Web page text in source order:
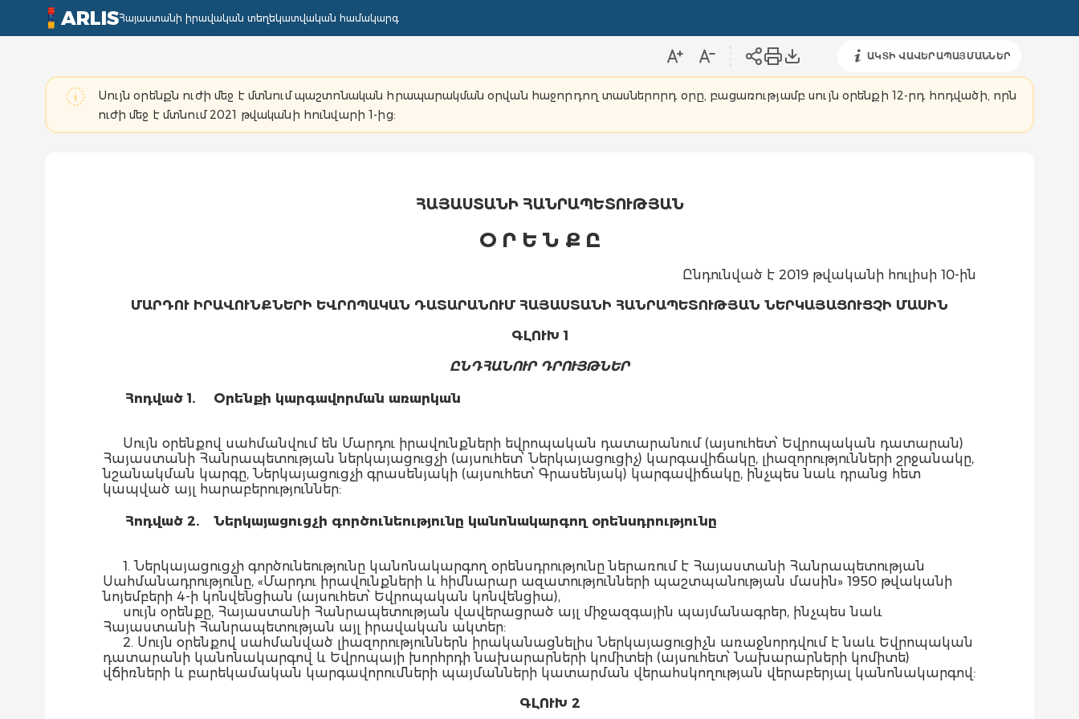
ARLISՀայաստանի իրավական տեղեկատվական համակարգ
ԱԿՏԻ ՎԱՎԵՐԱՊԱՅՄԱՆՆԵՐ
Սույն օրենքն ուժի մեջ է մտնում պաշտոնական հրապարակման օրվան հաջորդող տասներորդ օրը, բացառությամբ սույն օրենքի 12-րդ հոդվածի, որն
ուժի մեջ է մտնում 2021 թվականի հունվարի 1-ից:
ՀԱՅԱՍՏԱՆԻ ՀԱՆՐԱՊԵՏՈՒԹՅԱՆ
Օ Ր Ե Ն Ք Ը
Ընդունված է 2019 թվականի հուլիսի 10-ին
ՄԱՐԴՈՒ ԻՐԱՎՈՒՆՔՆԵՐԻ ԵՎՐՈՊԱԿԱՆ ԴԱՏԱՐԱՆՈՒՄ ՀԱՅԱՍՏԱՆԻ ՀԱՆՐԱՊԵՏՈՒԹՅԱՆ ՆԵՐԿԱՅԱՑՈՒՑՉԻ ՄԱՍԻՆ
ԳԼՈՒԽ 1
ԸՆԴՀԱՆՈՒՐ ԴՐՈՒՅԹՆԵՐ
Հոդված 1. Օրենքի կարգավորման առարկան
Սույն օրենքով սահմանվում են Մարդու իրավունքների եվրոպական դատարանում (այսուհետ՝ Եվրոպական դատարան)
Հայաստանի Հանրապետության ներկայացուցչի (այսուհետ՝ Ներկայացուցիչ) կարգավիճակը, լիազորությունների շրջանակը,
նշանակման կարգը, Ներկայացուցչի գրասենյակի (այսուհետ՝ Գրասենյակ) կարգավիճակը, ինչպես նաև դրանց հետ
կապված այլ հարաբերություններ:
Հոդված 2. Ներկայացուցչի գործունեությունը կանոնակարգող օրենսդրությունը
1. Ներկայացուցչի գործունեությունը կանոնակարգող օրենսդրությունը ներառում է Հայաստանի Հանրապետության
Սահմանադրությունը, «Մարդու իրավունքների և հիմնարար ազատությունների պաշտպանության մասին» 1950 թվականի
նոյեմբերի 4-ի կոնվենցիան (այսուհետ՝ Եվրոպական կոնվենցիա),
սույն օրենքը, Հայաստանի Հանրապետության վավերացրած այլ միջազգային պայմանագրեր, ինչպես նաև
Հայաստանի Հանրապետության այլ իրավական ակտեր:
2. Սույն օրենքով սահմանված լիազորություններն իրականացնելիս Ներկայացուցիչն առաջնորդվում է նաև Եվրոպական
դատարանի կանոնակարգով և Եվրոպայի խորհրդի նախարարների կոմիտեի (այսուհետ՝ Նախարարների կոմիտե)
վճիռների և բարեկամական կարգավորումների պայմանների կատարման վերահսկողության վերաբերյալ կանոնակարգով:
ԳԼՈՒԽ 2